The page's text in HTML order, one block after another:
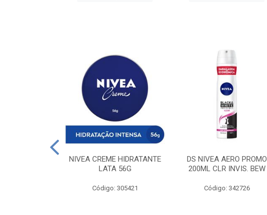
NIVEA CREME HIDRATANTE
LATA 56G
Código: 305421
DS NIVEA AERO PROMO
200ML CLR INVIS. BEW
Código: 342726